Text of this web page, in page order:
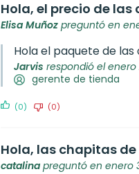
Hola, el precio de
Elisa Muñoz preguntó en
Hola el paquete de
Jarvis respondió el enero
gerente de tienda
(0) (0)
Hola, las chapitas
catalina preguntó en enero